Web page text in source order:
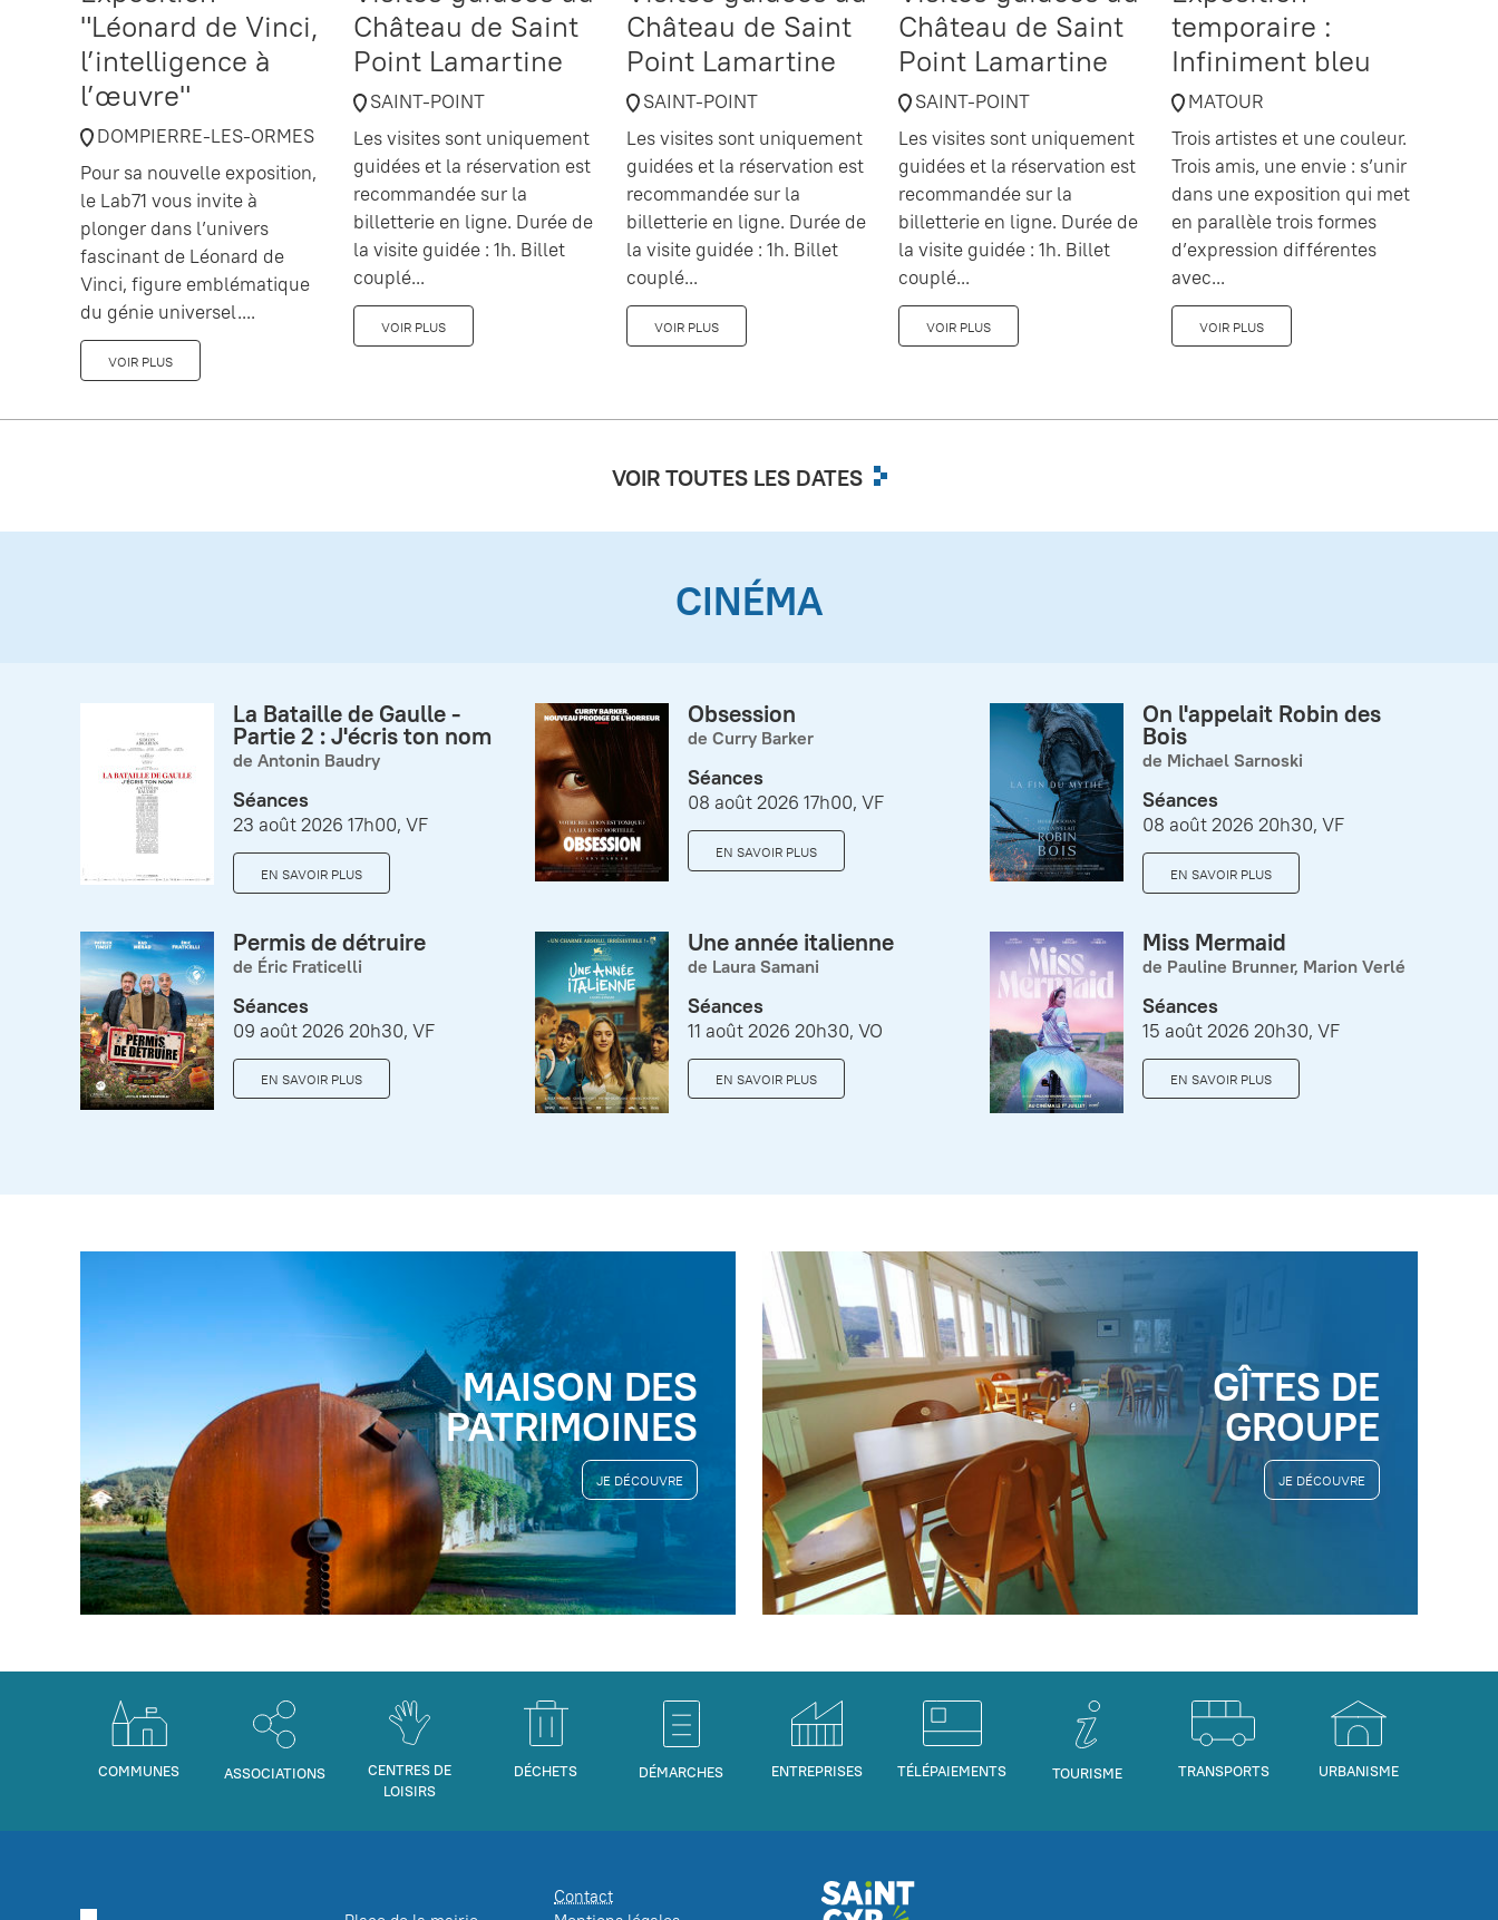
"Léonard de Vinci,
l’intelligence à
l’œuvre"
DOMPIERRE-LES-ORMES
Pour sa nouvelle exposition,
le Lab71 vous invite à
plonger dans l’univers
fascinant de Léonard de
Vinci, figure emblématique
du génie universel....
VOIR PLUS
Château de Saint
Point Lamartine
SAINT-POINT
Les visites sont uniquement
guidées et la réservation est
recommandée sur la
billetterie en ligne. Durée de
la visite guidée : 1h. Billet
couplé...
VOIR PLUS
Château de Saint
Point Lamartine
SAINT-POINT
Les visites sont uniquement
guidées et la réservation est
recommandée sur la
billetterie en ligne. Durée de
la visite guidée : 1h. Billet
couplé...
VOIR PLUS
Château de Saint
Point Lamartine
SAINT-POINT
Les visites sont uniquement
guidées et la réservation est
recommandée sur la
billetterie en ligne. Durée de
la visite guidée : 1h. Billet
couplé...
VOIR PLUS
temporaire :
Infiniment bleu
MATOUR
Trois artistes et une couleur.
Trois amis, une envie : s’unir
dans une exposition qui met
en parallèle trois formes
d’expression différentes
avec...
VOIR PLUS
VOIR TOUTES LES DATES
CINÉMA
La Bataille de Gaulle -
Partie 2 : J'écris ton nom
de Antonin Baudry
Séances
23 août 2026 17h00, VF
EN SAVOIR PLUS
Obsession
de Curry Barker
Séances
08 août 2026 17h00, VF
EN SAVOIR PLUS
On l'appelait Robin des
Bois
de Michael Sarnoski
Séances
08 août 2026 20h30, VF
EN SAVOIR PLUS
Permis de détruire
de Éric Fraticelli
Séances
09 août 2026 20h30, VF
EN SAVOIR PLUS
Une année italienne
de Laura Samani
Séances
11 août 2026 20h30, VO
EN SAVOIR PLUS
Miss Mermaid
de Pauline Brunner, Marion Verlé
Séances
15 août 2026 20h30, VF
EN SAVOIR PLUS
MAISON DES
PATRIMOINES
JE DÉCOUVRE
GÎTES DE
GROUPE
JE DÉCOUVRE
COMMUNES ASSOCIATIONS
CENTRES DE
LOISIRS
DÉCHETS DÉMARCHES ENTREPRISES TÉLÉPAIEMENTS TOURISME TRANSPORTS URBANISME
Contact